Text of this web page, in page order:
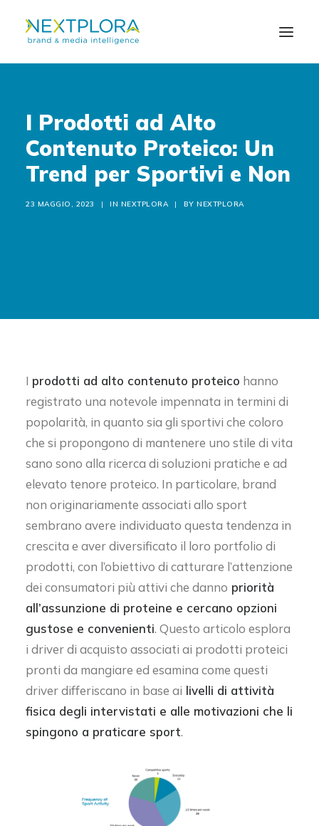
CHI SIAMO
SOLUZIONI
NEWS
I Prodotti ad Alto
Contenuto Proteico: Un
Trend per Sportivi e Non
23 MAGGIO, 2023 | IN NEXTPLORA | BY NEXTPLORA
I prodotti ad alto contenuto proteico hanno
registrato una notevole impennata in termini di
popolarità, in quanto sia gli sportivi che coloro
che si propongono di mantenere uno stile di vita
sano sono alla ricerca di soluzioni pratiche e ad
elevato tenore proteico. In particolare, brand
non originariamente associati allo sport
sembrano avere individuato questa tendenza in
crescita e aver diversificato il loro portfolio di
prodotti, con l’obiettivo di catturare l’attenzione
dei consumatori più attivi che danno priorità
all’assunzione di proteine e cercano opzioni
gustose e convenienti. Questo articolo esplora
i driver di acquisto associati ai prodotti proteici
pronti da mangiare ed esamina come questi
driver differiscano in base ai livelli di attività
fisica degli intervistati e alle motivazioni che li
spingono a praticare sport.